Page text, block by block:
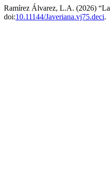
Ramírez Álvarez, L.A. (2026) “La
doi:10.11144/Javeriana.vj75.deci.